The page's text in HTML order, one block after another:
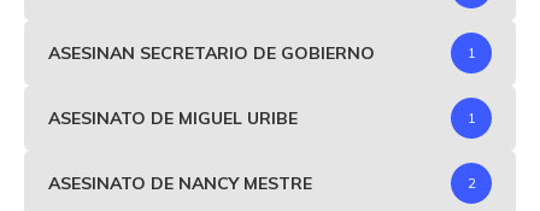
ASESINAN SECRETARIO DE GOBIERNO 1
ASESINATO DE MIGUEL URIBE 1
ASESINATO DE NANCY MESTRE 2